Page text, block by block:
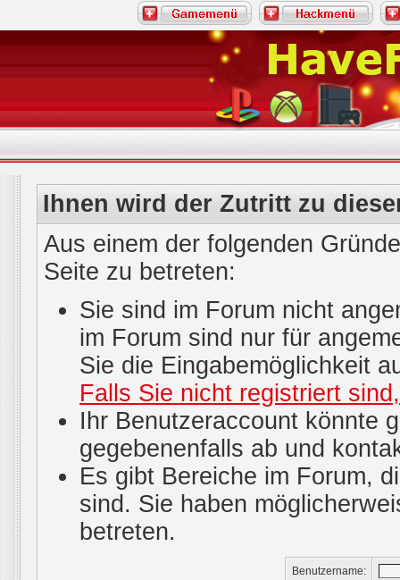
Ihnen wird der Zutritt zu
Aus einem der folgenden
Seite zu betreten:
Sie sind im Forum nicht
im Forum sind nur für
Sie die Eingabemöglichkeit
Falls Sie nicht registriert
Ihr Benutzeraccount könnte
gegebenenfalls ab und
Es gibt Bereiche im Forum,
sind. Sie haben
betreten.
Benutzername: